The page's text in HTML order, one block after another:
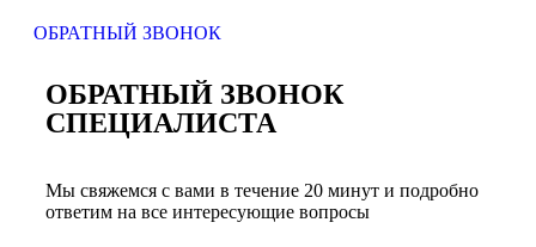
ОБРАТНЫЙ ЗВОНОК
ОБРАТНЫЙ ЗВОНОК
СПЕЦИАЛИСТА
Мы свяжемся с вами в течение 20 минут и подробно
ответим на все интересующие вопросы